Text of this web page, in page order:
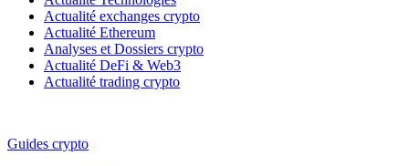
Actualité exchanges crypto
Actualité Ethereum
Analyses et Dossiers crypto
Actualité DeFi & Web3
Actualité trading crypto
Guides crypto